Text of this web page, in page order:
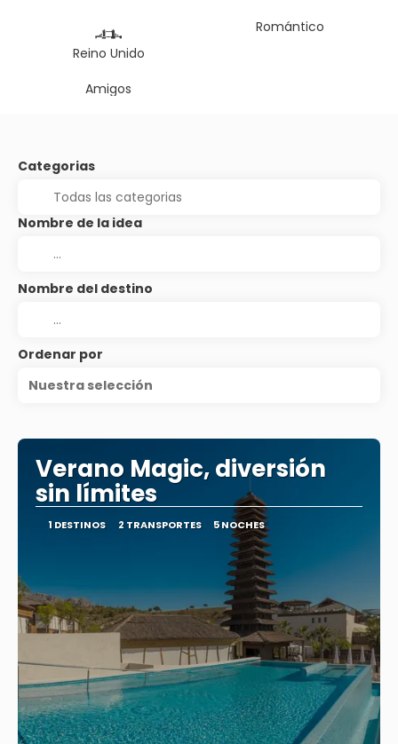
Reino Unido
Romántico
Amigos
Categorias
Nombre de la idea
Nombre del destino
Ordenar por
Nuestra selección
Verano Magic, diversión
sin límites
1 DESTINOS 2 TRANSPORTES 5 NOCHES